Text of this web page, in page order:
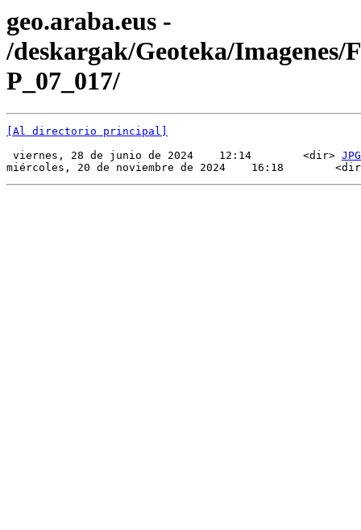
geo.araba.eus -
/deskargak/Geoteka/Imagenes/
P_07_017/
[Al directorio principal]
viernes, 28 de junio de 2024    12:14        <dir> JPG
miércoles, 20 de noviembre de 2024    16:18